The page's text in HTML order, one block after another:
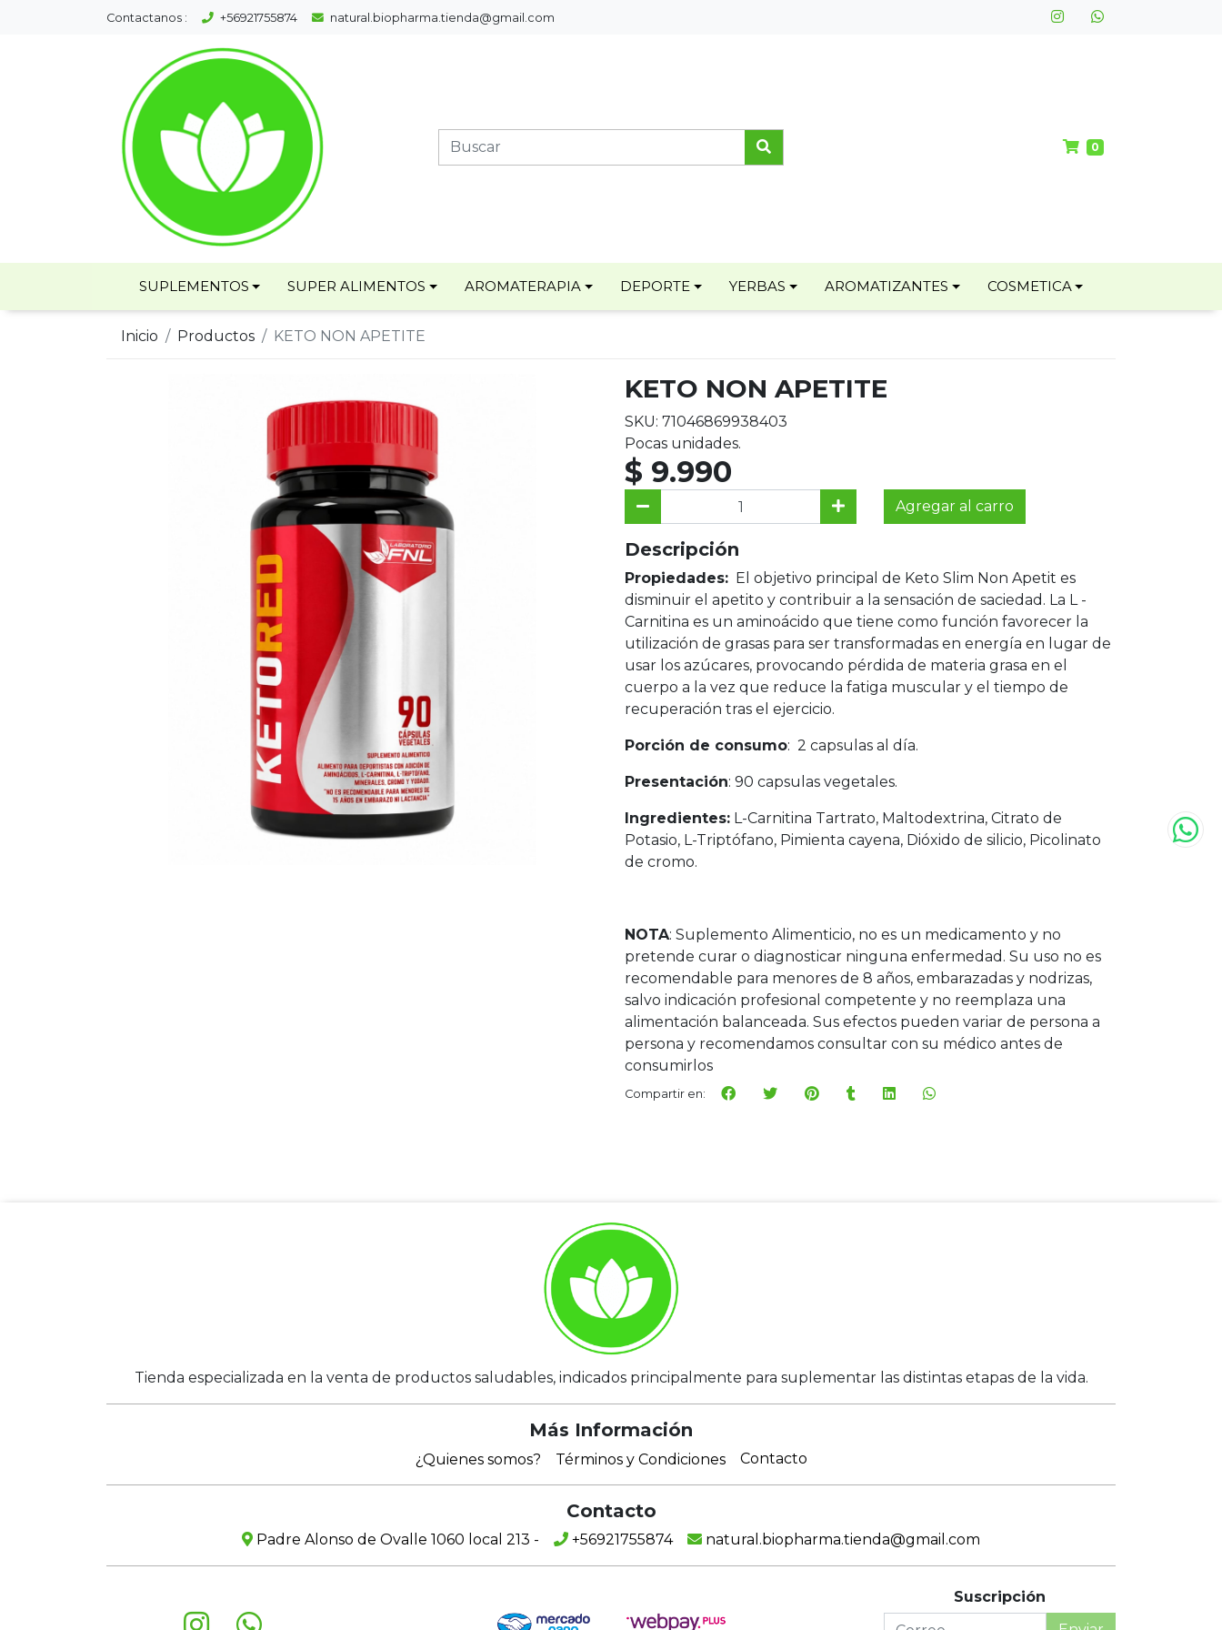
Contactanos : +56921755874 natural.biopharma.tienda@gmail.com
0
SUPLEMENTOS SUPER ALIMENTOS AROMATERAPIA DEPORTE YERBAS AROMATIZANTES COSMETICA
Inicio Productos KETO NON APETITE
KETO NON APETITE
SKU: 71046869938403
Pocas unidades.
$ 9.990
Agregar al carro
Descripción
Propiedades: El objetivo principal de Keto Slim Non Apetit es
disminuir el apetito y contribuir a la sensación de saciedad. La L -
Carnitina es un aminoácido que tiene como función favorecer la
utilización de grasas para ser transformadas en energía en lugar de
usar los azúcares, provocando pérdida de materia grasa en el
cuerpo a la vez que reduce la fatiga muscular y el tiempo de
recuperación tras el ejercicio.
Porción de consumo: 2 capsulas al día.
Presentación: 90 capsulas vegetales.
Ingredientes: L-Carnitina Tartrato, Maltodextrina, Citrato de
Potasio, L-Triptófano, Pimienta cayena, Dióxido de silicio, Picolinato
de cromo.
NOTA: Suplemento Alimenticio, no es un medicamento y no
pretende curar o diagnosticar ninguna enfermedad. Su uso no es
recomendable para menores de 8 años, embarazadas y nodrizas,
salvo indicación profesional competente y no reemplaza una
alimentación balanceada. Sus efectos pueden variar de persona a
persona y recomendamos consultar con su médico antes de
consumirlos
Compartir en:
Tienda especializada en la venta de productos saludables, indicados principalmente para suplementar las distintas etapas de la vida.
Más Información
¿Quienes somos? Términos y Condiciones Contacto
Contacto
Padre Alonso de Ovalle 1060 local 213 - +56921755874 natural.biopharma.tienda@gmail.com
Suscripción